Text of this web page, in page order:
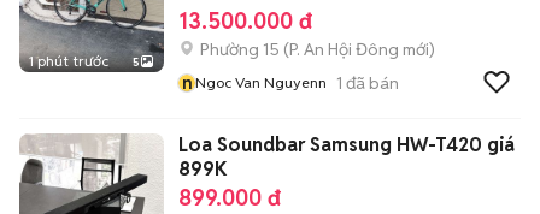
1 phút trước 5
13.500.000 đ
Phường 15 (P. An Hội Đông mới)
nNgoc Van Nguyenn 1 đã bán
Loa Soundbar Samsung HW-T420 giá
899K
899.000 đ